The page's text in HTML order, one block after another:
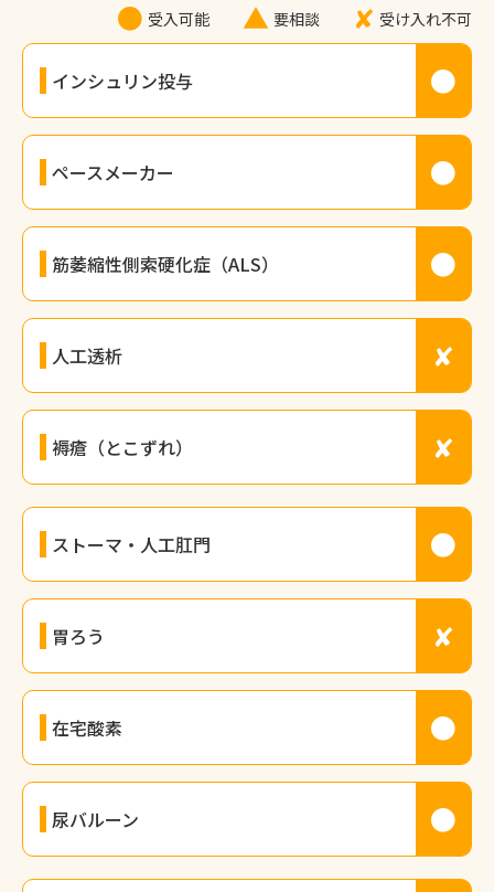
● 受入可能 ▲ 要相談 ✘ 受け入れ不可
インシュリン投与 ●
ペースメーカー ●
筋萎縮性側索硬化症（ALS） ●
人工透析 ✘
褥瘡（とこずれ） ✘
ストーマ・人工肛門 ●
胃ろう ✘
在宅酸素 ●
尿バルーン ●